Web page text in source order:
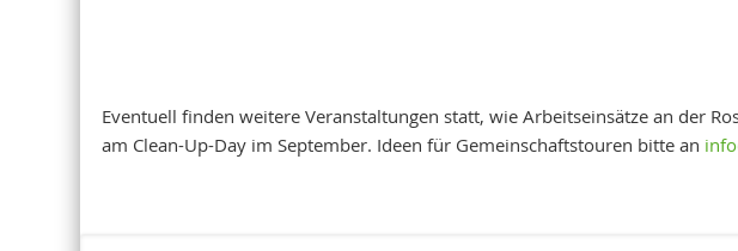
Eventuell finden weitere Veranstaltungen statt, wie Arbeitseinsätze an der
am Clean-Up-Day im September. Ideen für Gemeinschaftstouren bitte an